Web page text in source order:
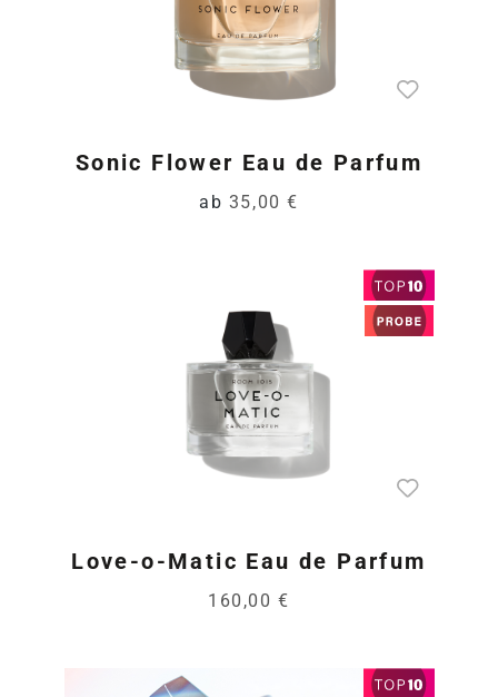
Sonic Flower Eau de Parfum
ab 35,00 €
Love-o-Matic Eau de Parfum
160,00 €